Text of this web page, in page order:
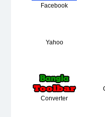
Facebook
Yahoo
Converter